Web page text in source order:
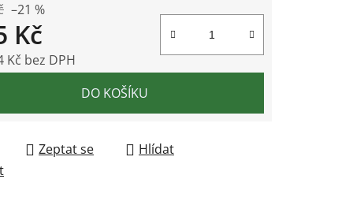
–21 %
Kč
Kč bez DPH
DO KOŠÍKU
Zeptat se
Hlídat